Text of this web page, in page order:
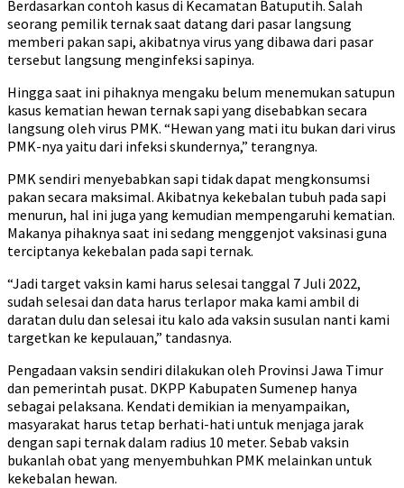
Berdasarkan contoh kasus di Kecamatan Batuputih. Salah
seorang pemilik ternak saat datang dari pasar langsung
memberi pakan sapi, akibatnya virus yang dibawa dari pasar
tersebut langsung menginfeksi sapinya.
Hingga saat ini pihaknya mengaku belum menemukan satupun
kasus kematian hewan ternak sapi yang disebabkan secara
langsung oleh virus PMK. “Hewan yang mati itu bukan dari virus
PMK-nya yaitu dari infeksi skundernya,” terangnya.
PMK sendiri menyebabkan sapi tidak dapat mengkonsumsi
pakan secara maksimal. Akibatnya kekebalan tubuh pada sapi
menurun, hal ini juga yang kemudian mempengaruhi kematian.
Makanya pihaknya saat ini sedang menggenjot vaksinasi guna
terciptanya kekebalan pada sapi ternak.
“Jadi target vaksin kami harus selesai tanggal 7 Juli 2022,
sudah selesai dan data harus terlapor maka kami ambil di
daratan dulu dan selesai itu kalo ada vaksin susulan nanti kami
targetkan ke kepulauan,” tandasnya.
Pengadaan vaksin sendiri dilakukan oleh Provinsi Jawa Timur
dan pemerintah pusat. DKPP Kabupaten Sumenep hanya
sebagai pelaksana. Kendati demikian ia menyampaikan,
masyarakat harus tetap berhati-hati untuk menjaga jarak
dengan sapi ternak dalam radius 10 meter. Sebab vaksin
bukanlah obat yang menyembuhkan PMK melainkan untuk
kekebalan hewan.